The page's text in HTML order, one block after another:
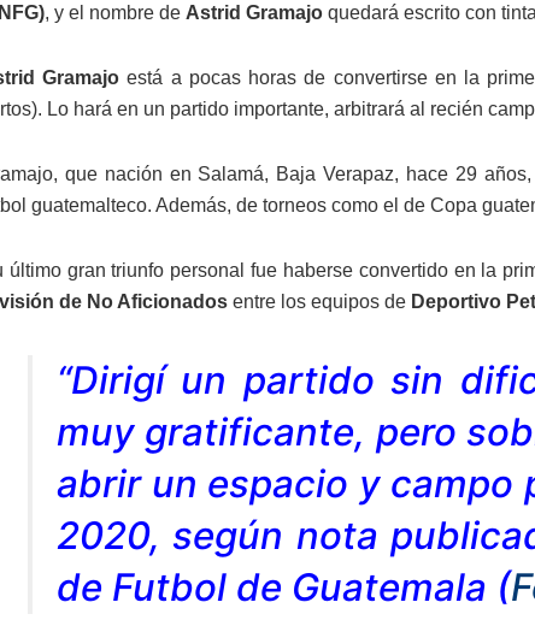
, y el nombre de Astrid Gramajo quedará escrito con
Gramajo está a pocas horas de convertirse en la
Lo hará en un partido importante, arbitrará al recién
que nación en Salamá, Baja Verapaz, hace 29
guatemalteco. Además, de torneos como el de Copa
último gran triunfo personal fue haberse convertido en la
de No Aficionados entre los equipos de Deportivo
“Dirigí un partido sin
muy gratificante, pero
abrir un espacio y campo
2020, según nota
de Futbol de Guatemala (